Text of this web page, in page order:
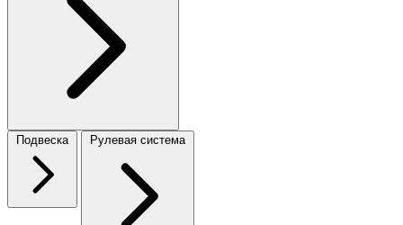
Подвеска Рулевая система